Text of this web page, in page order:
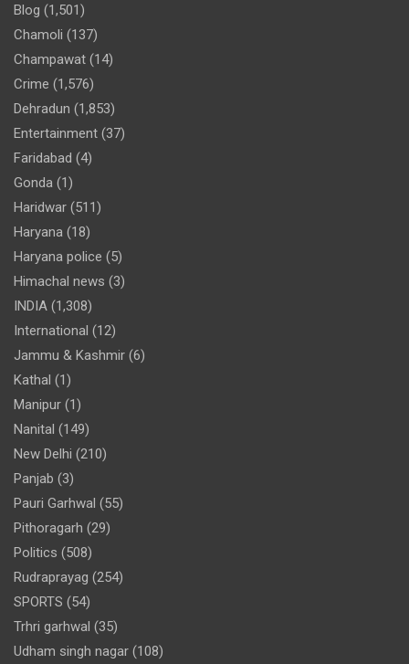
Blog (1,501)
Chamoli (137)
Champawat (14)
Crime (1,576)
Dehradun (1,853)
Entertainment (37)
Faridabad (4)
Gonda (1)
Haridwar (511)
Haryana (18)
Haryana police (5)
Himachal news (3)
INDIA (1,308)
International (12)
Jammu & Kashmir (6)
Kathal (1)
Manipur (1)
Nanital (149)
New Delhi (210)
Panjab (3)
Pauri Garhwal (55)
Pithoragarh (29)
Politics (508)
Rudraprayag (254)
SPORTS (54)
Trhri garhwal (35)
Udham singh nagar (108)